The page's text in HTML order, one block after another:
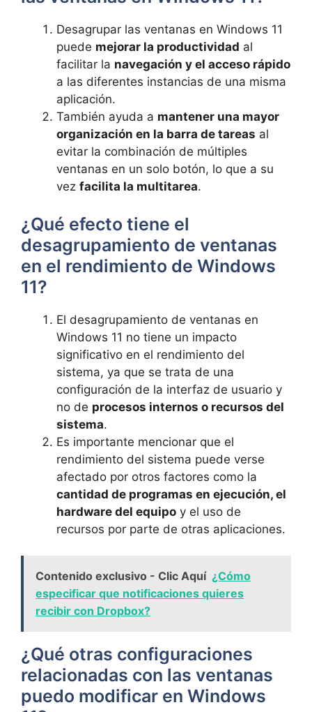
Desagrupar las ventanas en Windows 11
puede mejorar la productividad al
facilitar la navegación y el acceso rápido
a las diferentes instancias de una misma
aplicación.
También ayuda a mantener una mayor
organización en la barra de tareas al
evitar la combinación de múltiples
ventanas en un solo botón, lo que a su
vez facilita la multitarea.
¿Qué efecto tiene el
desagrupamiento de ventanas
en el rendimiento de Windows
11?
El desagrupamiento de ventanas en
Windows 11 no tiene un impacto
significativo en el rendimiento del
sistema, ya que se trata de una
configuración de la interfaz de usuario y
no de procesos internos o recursos del
sistema.
Es importante mencionar que el
rendimiento del sistema puede verse
afectado por otros factores como la
cantidad de programas en ejecución, el
hardware del equipo y el uso de
recursos por parte de otras aplicaciones.
Contenido exclusivo - Clic Aquí ¿Cómo
especificar que notificaciones quieres
recibir con Dropbox?
¿Qué otras configuraciones
relacionadas con las ventanas
puedo modificar en Windows